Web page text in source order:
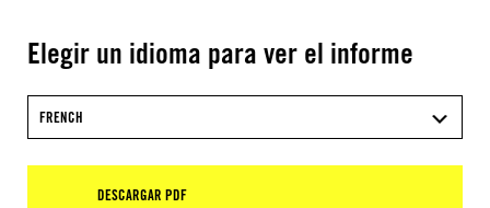
Elegir un idioma para ver el informe
FRENCH
DESCARGAR PDF